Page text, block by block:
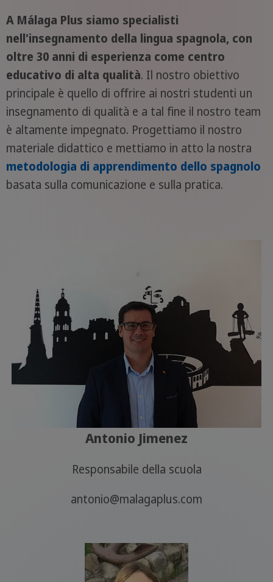
A Málaga Plus siamo specialisti
nell'insegnamento della lingua spagnola, con
oltre 30 anni di esperienza come centro
educativo di alta qualità. Il nostro obiettivo
principale è quello di offrire ai nostri studenti un
insegnamento di qualità e a tal fine il nostro team
è altamente impegnato. Progettiamo il nostro
materiale didattico e mettiamo in atto la nostra
metodologia di apprendimento dello spagnolo
basata sulla comunicazione e sulla pratica.
Antonio Jimenez
Responsabile della scuola
antonio@malagaplus.com